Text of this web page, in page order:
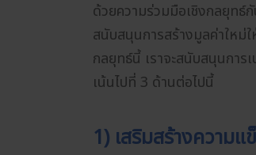
ด้วยความร่วมมือเชิงกลยุทธ์
สนับสนุนการสร้างมูลค่าใหม่
กลยุทธ์นี้ เราจะสนับสนุนกา
เน้นไปที่ 3 ด้านต่อไปนี้
1) เสริมสร้างความ